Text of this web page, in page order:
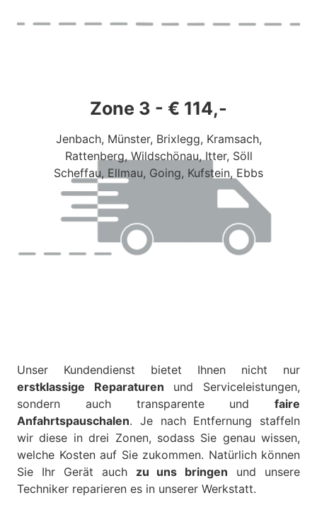
Zone 3 - € 114,-
Jenbach, Münster, Brixlegg, Kramsach,
Rattenberg, Wildschönau, Itter, Söll
Scheffau, Ellmau, Going, Kufstein, Ebbs
Unser Kundendienst bietet Ihnen nicht nur
erstklassige Reparaturen und Serviceleistungen,
sondern auch transparente und faire
Anfahrtspauschalen. Je nach Entfernung staffeln
wir diese in drei Zonen, sodass Sie genau wissen,
welche Kosten auf Sie zukommen. Natürlich können
Sie Ihr Gerät auch zu uns bringen und unsere
Techniker reparieren es in unserer Werkstatt.